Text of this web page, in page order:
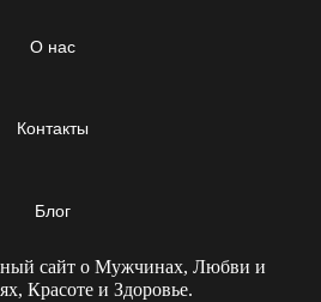
О нас
Контакты
Блог
сайт о Мужчинах, Любви и
Красоте и Здоровье.